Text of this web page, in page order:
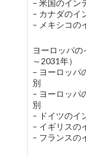
– 米国のイン
– カナダのイ
– メキシコの
ヨーロッパ
～2031年）
– ヨーロッパ
別
– ヨーロッパ
別
– ドイツのイ
– イギリスの
– フランスの